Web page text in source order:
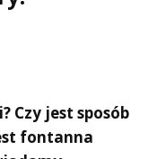
Czy jest sposób
fontanna